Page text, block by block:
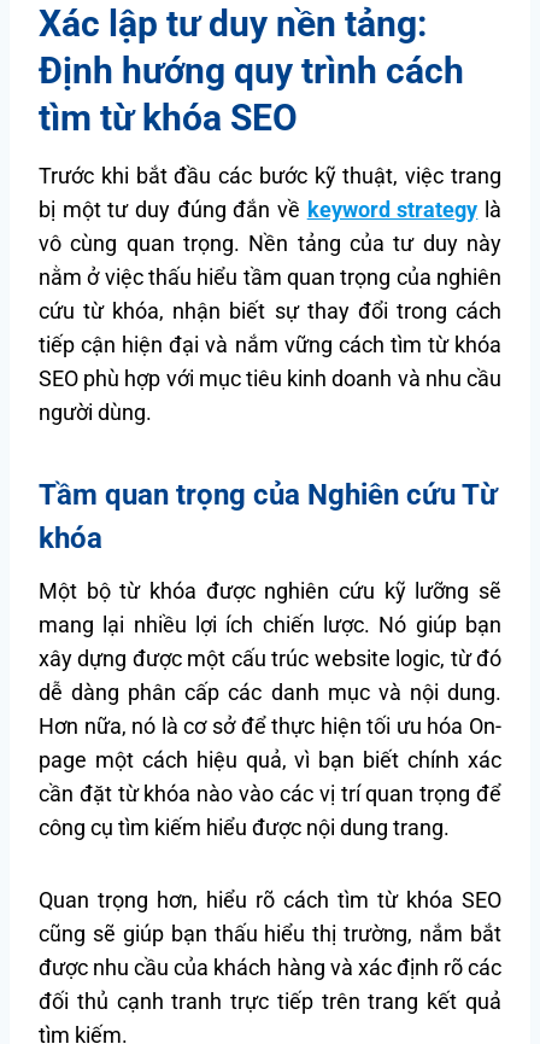
Xác lập tư duy nền tảng:
Định hướng quy trình cách
tìm từ khóa SEO
Trước khi bắt đầu các bước kỹ thuật, việc trang
bị một tư duy đúng đắn về keyword strategy là
vô cùng quan trọng. Nền tảng của tư duy này
nằm ở việc thấu hiểu tầm quan trọng của nghiên
cứu từ khóa, nhận biết sự thay đổi trong cách
tiếp cận hiện đại và nắm vững cách tìm từ khóa
SEO phù hợp với mục tiêu kinh doanh và nhu cầu
người dùng.
Tầm quan trọng của Nghiên cứu Từ
khóa
Một bộ từ khóa được nghiên cứu kỹ lưỡng sẽ
mang lại nhiều lợi ích chiến lược. Nó giúp bạn
xây dựng được một cấu trúc website logic, từ đó
dễ dàng phân cấp các danh mục và nội dung.
Hơn nữa, nó là cơ sở để thực hiện tối ưu hóa On-
page một cách hiệu quả, vì bạn biết chính xác
cần đặt từ khóa nào vào các vị trí quan trọng để
công cụ tìm kiếm hiểu được nội dung trang.
Quan trọng hơn, hiểu rõ cách tìm từ khóa SEO
cũng sẽ giúp bạn thấu hiểu thị trường, nắm bắt
được nhu cầu của khách hàng và xác định rõ các
đối thủ cạnh tranh trực tiếp trên trang kết quả
tìm kiếm.